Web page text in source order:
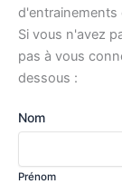
d'entrainements
Si vous n'avez
pas à vous
dessous :
Nom
Prénom